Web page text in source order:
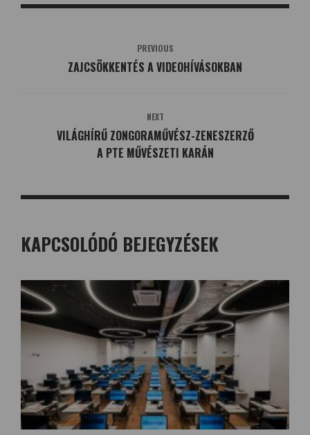
PREVIOUS
ZAJCSÖKKENTÉS A VIDEOHÍVÁSOKBAN
NEXT
VILÁGHÍRŰ ZONGORAMŰVÉSZ-ZENESZERZŐ
A PTE MŰVÉSZETI KARÁN
KAPCSOLÓDÓ BEJEGYZÉSEK